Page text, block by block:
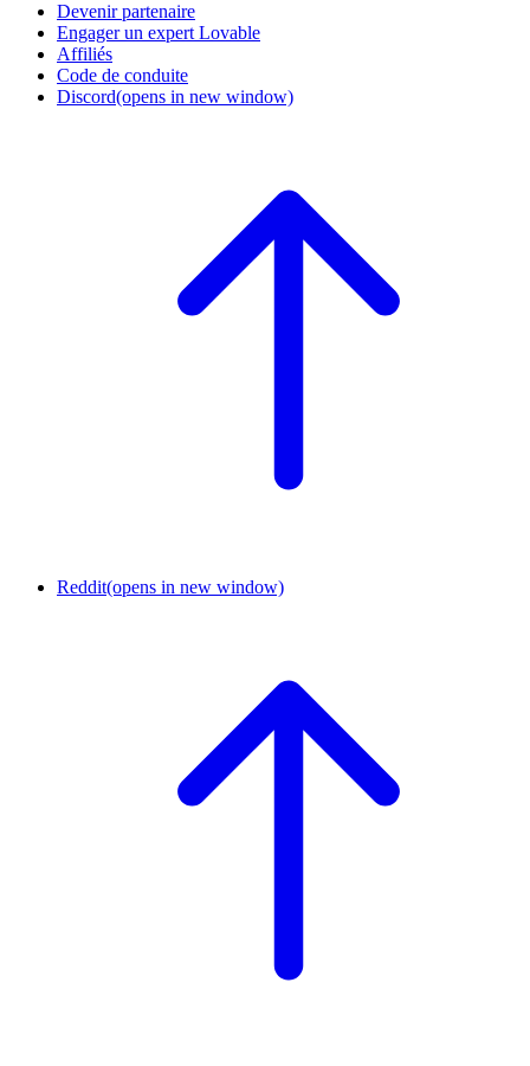
Devenir partenaire
Engager un expert Lovable
Affiliés
Code de conduite
Discord(opens in new window)
Reddit(opens in new window)